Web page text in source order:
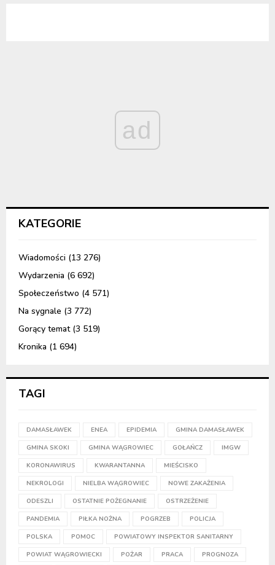
ad
KATEGORIE
Wiadomości (13 276)
Wydarzenia (6 692)
Społeczeństwo (4 571)
Na sygnale (3 772)
Gorący temat(3 519)
Kronika (1 694)
TAGI
DAMASŁAWEK ENEA EPIDEMIA GMINA DAMASŁAWEK
GMINA SKOKI GMINA WĄGROWIEC GOŁAŃCZ IMGW
KORONAWIRUS KWARANTANNA MIEŚCISKO
NEKROLOGI NIELBA WĄGROWIEC NOWE ZAKAŻENIA
ODESZLI OSTATNIE POŻEGNANIE OSTRZEŻENIE
PANDEMIA PIŁKA NOŻNA POGRZEB POLICJA
POLSKA POMOC POWIATOWY INSPEKTOR SANITARNY
POWIAT WĄGROWIECKI POŻAR PRACA PROGNOZA